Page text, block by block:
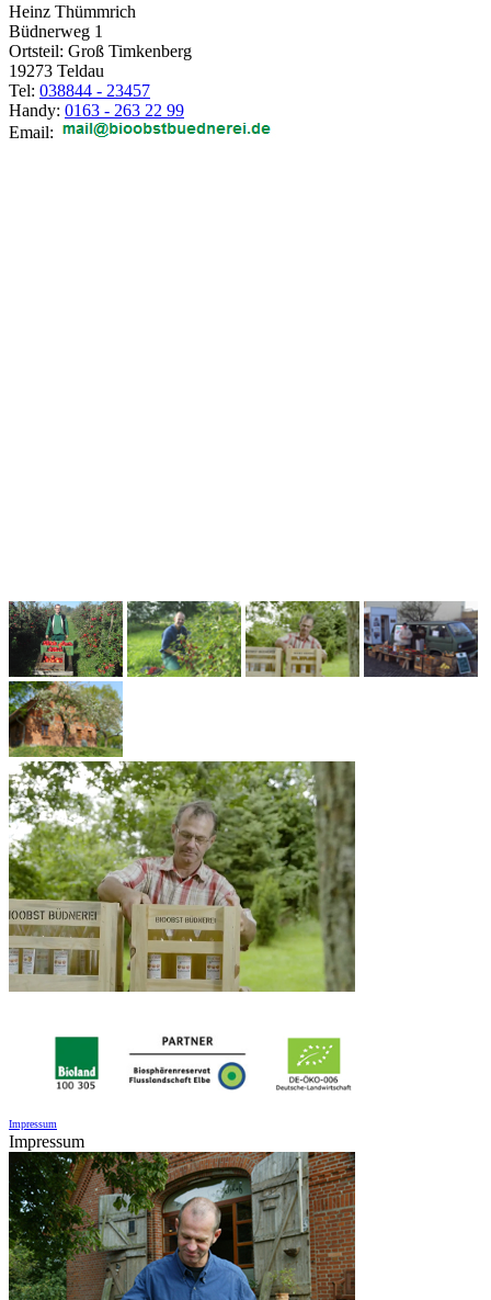
Heinz Thümmrich
Büdnerweg 1
Ortsteil: Groß Timkenberg
19273 Teldau
Tel: 038844 - 23457
Handy: 0163 - 263 22 99
Email:
Impressum
Impressum